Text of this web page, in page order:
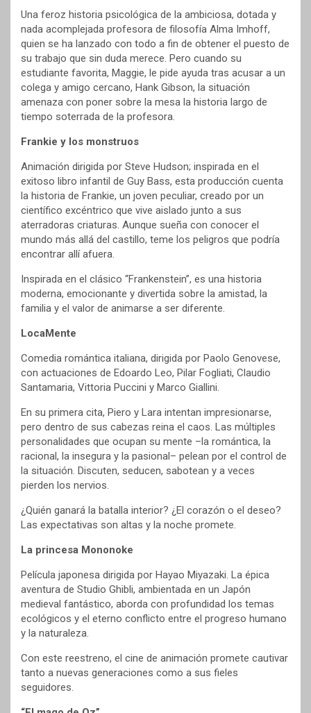
Una feroz historia psicológica de la ambiciosa, dotada y
nada acomplejada profesora de filosofía Alma Imhoff,
quien se ha lanzado con todo a fin de obtener el puesto de
su trabajo que sin duda merece. Pero cuando su
estudiante favorita, Maggie, le pide ayuda tras acusar a un
colega y amigo cercano, Hank Gibson, la situación
amenaza con poner sobre la mesa la historia largo de
tiempo soterrada de la profesora.
Frankie y los monstruos
Animación dirigida por Steve Hudson; inspirada en el
exitoso libro infantil de Guy Bass, esta producción cuenta
la historia de Frankie, un joven peculiar, creado por un
científico excéntrico que vive aislado junto a sus
aterradoras criaturas. Aunque sueña con conocer el
mundo más allá del castillo, teme los peligros que podría
encontrar allí afuera.
Inspirada en el clásico “Frankenstein”, es una historia
moderna, emocionante y divertida sobre la amistad, la
familia y el valor de animarse a ser diferente.
LocaMente
Comedia romántica italiana, dirigida por Paolo Genovese,
con actuaciones de Edoardo Leo, Pilar Fogliati, Claudio
Santamaria, Vittoria Puccini y Marco Giallini.
En su primera cita, Piero y Lara intentan impresionarse,
pero dentro de sus cabezas reina el caos. Las múltiples
personalidades que ocupan su mente –la romántica, la
racional, la insegura y la pasional– pelean por el control de
la situación. Discuten, seducen, sabotean y a veces
pierden los nervios.
¿Quién ganará la batalla interior? ¿El corazón o el deseo?
Las expectativas son altas y la noche promete.
La princesa Mononoke
Película japonesa dirigida por Hayao Miyazaki. La épica
aventura de Studio Ghibli, ambientada en un Japón
medieval fantástico, aborda con profundidad los temas
ecológicos y el eterno conflicto entre el progreso humano
y la naturaleza.
Con este reestreno, el cine de animación promete cautivar
tanto a nuevas generaciones como a sus fieles
seguidores.